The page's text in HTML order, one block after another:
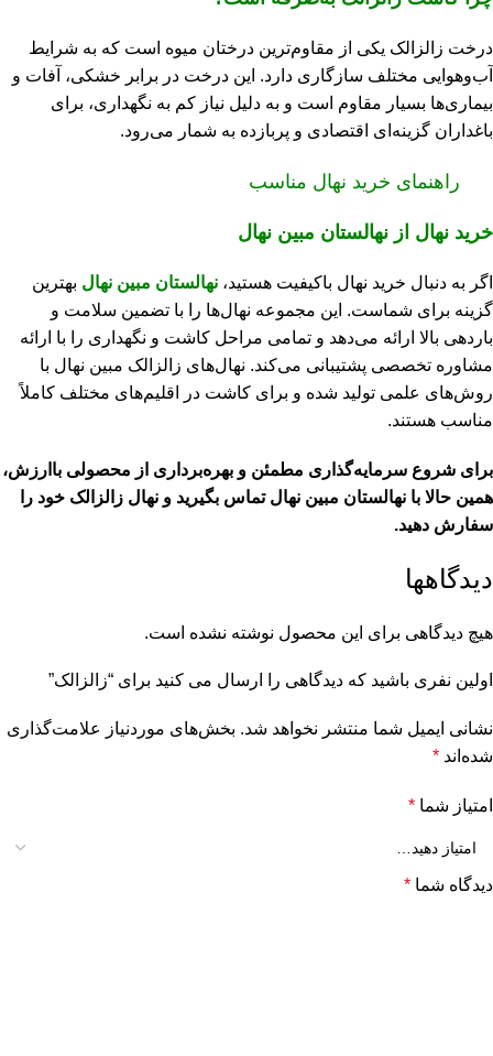
درخت زالزالک یکی از مقاوم‌ترین درختان میوه است که به شرایط
آب‌وهوایی مختلف سازگاری دارد. این درخت در برابر خشکی، آفات و
بیماری‌ها بسیار مقاوم است و به دلیل نیاز کم به نگهداری، برای
باغداران گزینه‌ای اقتصادی و پربازده به شمار می‌رود.
راهنمای خرید نهال مناسب
خرید نهال از نهالستان مبین نهال
اگر به دنبال خرید نهال باکیفیت هستید، نهالستان مبین نهال بهترین
گزینه برای شماست. این مجموعه نهال‌ها را با تضمین سلامت و
باردهی بالا ارائه می‌دهد و تمامی مراحل کاشت و نگهداری را با ارائه
مشاوره تخصصی پشتیبانی می‌کند. نهال‌های زالزالک مبین نهال با
روش‌های علمی تولید شده و برای کاشت در اقلیم‌های مختلف کاملاً
مناسب هستند.
برای شروع سرمایه‌گذاری مطمئن و بهره‌برداری از محصولی باارزش،
همین حالا با نهالستان مبین نهال تماس بگیرید و نهال زالزالک خود را
سفارش دهید.
دیدگاهها
هیچ دیدگاهی برای این محصول نوشته نشده است.
اولین نفری باشید که دیدگاهی را ارسال می کنید برای “زالزالک”
نشانی ایمیل شما منتشر نخواهد شد. بخش‌های موردنیاز علامت‌گذاری
شده‌اند *
امتیاز شما *
دیدگاه شما *